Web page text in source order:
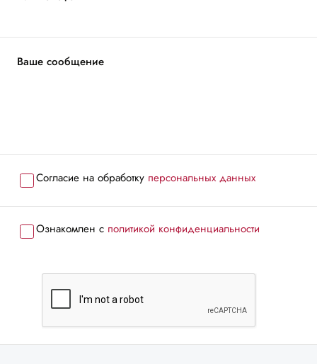
Ваше сообщение
Согласие на обработку персональных данных
Ознакомлен с политикой конфиденциальности